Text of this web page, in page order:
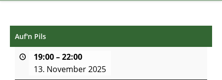
Auf'n Pils
19:00–22:00
13. November 2025